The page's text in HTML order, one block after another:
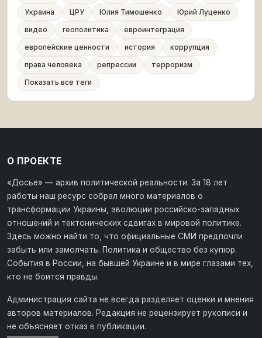
Украина
ЦРУ Юлия Тимошенко
Юрий Луценко
видео
геополитика
евроинтеграция
европейские ценности
история
коррупция
права человека
репрессии
терроризм
Показать все теги
О ПРОЕКТЕ
«Досье» — архив политической реальности. За 18 лет
работы наш ресурс собрал много материалов о
трансформации Украины, эволюции российско-западных
отношений и тектонических сдвигах в мировой политике.
Здесь можно найти то, что официальные СМИ предпочли
забыть или замолчать. Политика и общество без купюр.
События в России, на бывшей Украине и в мире глазами тех,
кто не боится правды.
Администрация сайта не всегда разделяет оценки и мнения
авторов материалов. Редакция не рецензирует рукописи и
не объясняет отказ в публикации.